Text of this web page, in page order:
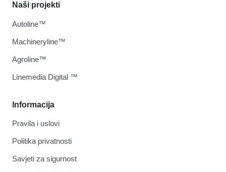
Informacija
Pravila i uslovi
Politika privatnosti
Savjeti za sigurnost
Naši projekti
Autoline™
Machineryline™
Agroline™
Linemedia Digital ™